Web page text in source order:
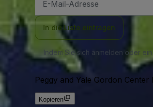
Mail-
In die Liste eintragen
Indem Sie sich anmelden oder
Peggy and Yale Gordon
Kopieren